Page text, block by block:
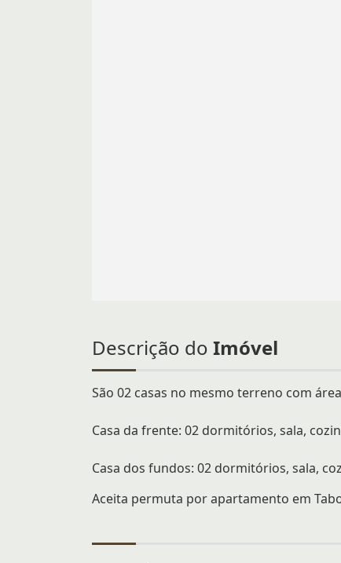
Descrição do Imóvel
São 02 casas no mesmo terreno com
Casa da frente: 02 dormitórios, sala,
Casa dos fundos: 02 dormitórios, sala,
Aceita permuta por apartamento em